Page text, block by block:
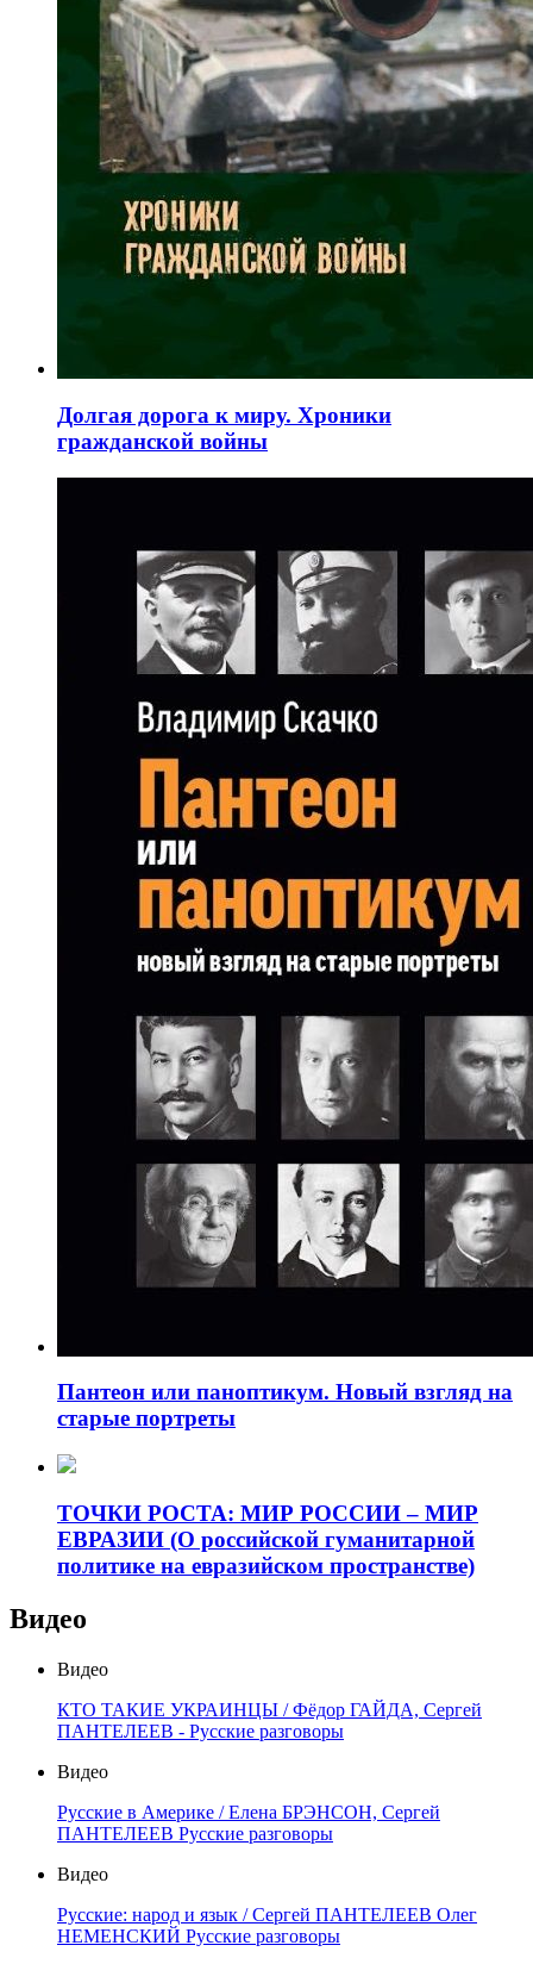
Долгая дорога к миру. Хроники
гражданской войны
Пантеон или паноптикум. Новый взгляд на
старые портреты
ТОЧКИ РОСТА: МИР РОССИИ – МИР
ЕВРАЗИИ (О российской гуманитарной
политике на евразийском пространстве)
Видео
Видео
КТО ТАКИЕ УКРАИНЦЫ / Фёдор ГАЙДА, Сергей
ПАНТЕЛЕЕВ - Русские разговоры
Видео
Русские в Америке / Елена БРЭНСОН, Сергей
ПАНТЕЛЕЕВ Русские разговоры
Видео
Русские: народ и язык / Сергей ПАНТЕЛЕЕВ Олег
НЕМЕНСКИЙ Русские разговоры